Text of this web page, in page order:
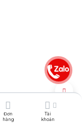
Đơn
hàng
Tài
khoản